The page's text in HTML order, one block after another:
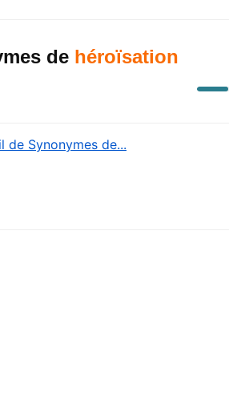
de héroïsation
de Synonymes de...